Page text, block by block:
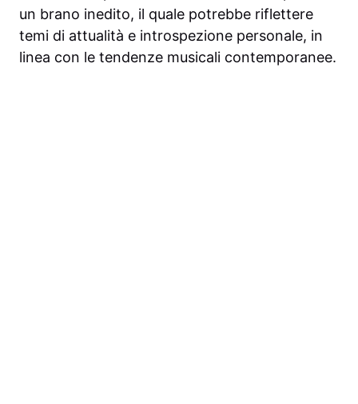
un brano inedito, il quale potrebbe riflettere
temi di attualità e introspezione personale, in
linea con le tendenze musicali contemporanee.